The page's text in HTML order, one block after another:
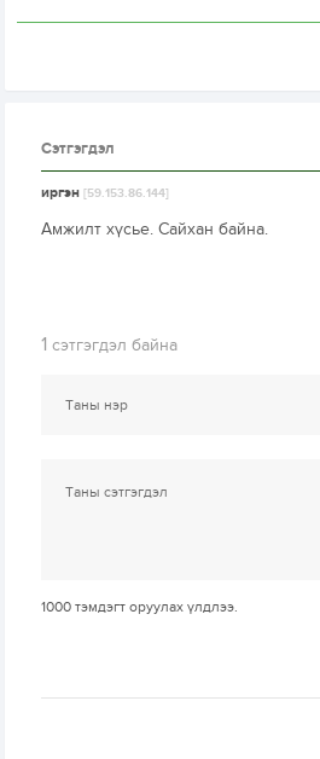
Сэтгэгдэл
иргэн[59.153.86.144]
Амжилт хүсье. Сайхан байна.
1 сэтгэгдэл байна
1000 тэмдэгт оруулах үлдлээ.